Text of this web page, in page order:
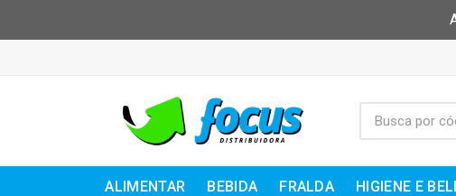
ALIMENTAR BEBIDA FRALDA HIGIENE E